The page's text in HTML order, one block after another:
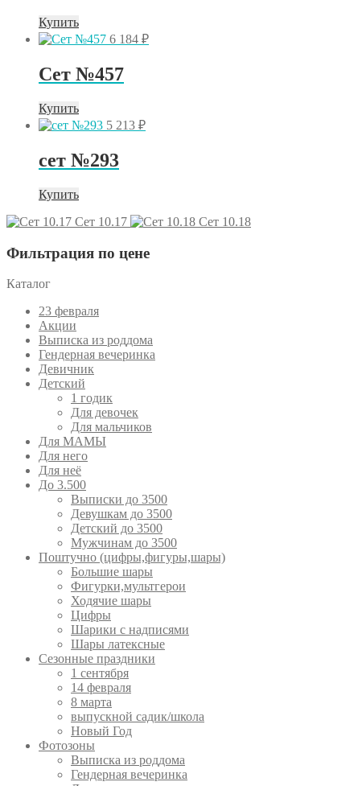
Купить
6 184 ₽
Сет №457
Купить
5 213 ₽
сет №293
Купить
Сет 10.17
Сет 10.18
Фильтрация по цене
Каталог
23 февраля
Акции
Выписка из роддома
Гендерная вечеринка
Девичник
Детский
1 годик
Для девочек
Для мальчиков
Для МАМЫ
Для него
Для неё
До 3.500
Выписки до 3500
Девушкам до 3500
Детский до 3500
Мужчинам до 3500
Поштучно (цифры,фигуры,шары)
Большие шары
Фигурки,мультгерои
Ходячие шары
Цифры
Шарики с надписями
Шары латексные
Сезонные праздники
1 сентября
14 февраля
8 марта
выпускной садик/школа
Новый Год
Фотозоны
Выписка из роддома
Гендерная вечеринка